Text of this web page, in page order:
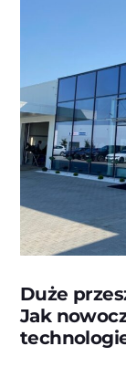
Duże
Jak